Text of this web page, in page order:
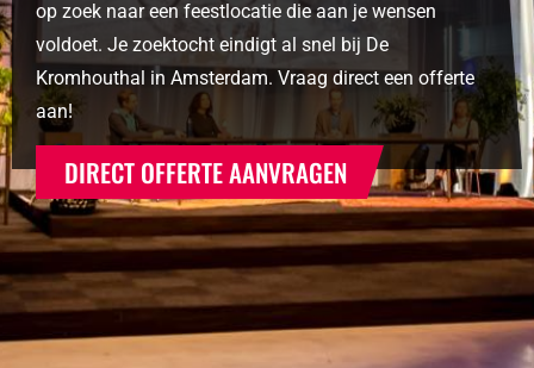
op zoek naar een feestlocatie die aan je wensen
voldoet. Je zoektocht eindigt al snel bij De
Kromhouthal in Amsterdam. Vraag direct een offerte
aan!
DIRECT OFFERTE AANVRAGEN